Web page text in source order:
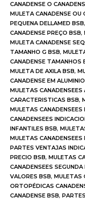
CANADENSE O
MULETA CANADENSE OU
PEQUENA DELLAMED BSB,
CANADENSE PREÇO BSB,
MULETA CANADENSE
TAMANHO G BSB,
CANADENSE TAMANHOS
MULETA DE AXILA BSB,
CANADENSE EM
MULETAS
CARACTERISTICAS BSB,
MULETAS CANADENSEES
CANADENSEES
INFANTILES BSB,
MULETAS CANADENSEES
PARTES VENTAJAS
PRECIO BSB, MULETAS
CANADENSEES
VALORES BSB, MULETAS
ORTOPÉDICAS
CANADENSE BSB,